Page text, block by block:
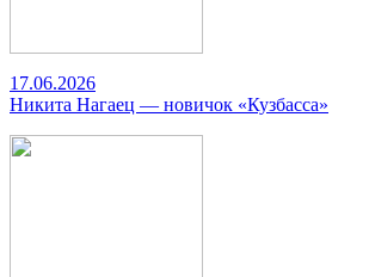
17.06.2026
Никита Нагаец — новичок «Кузбасса»